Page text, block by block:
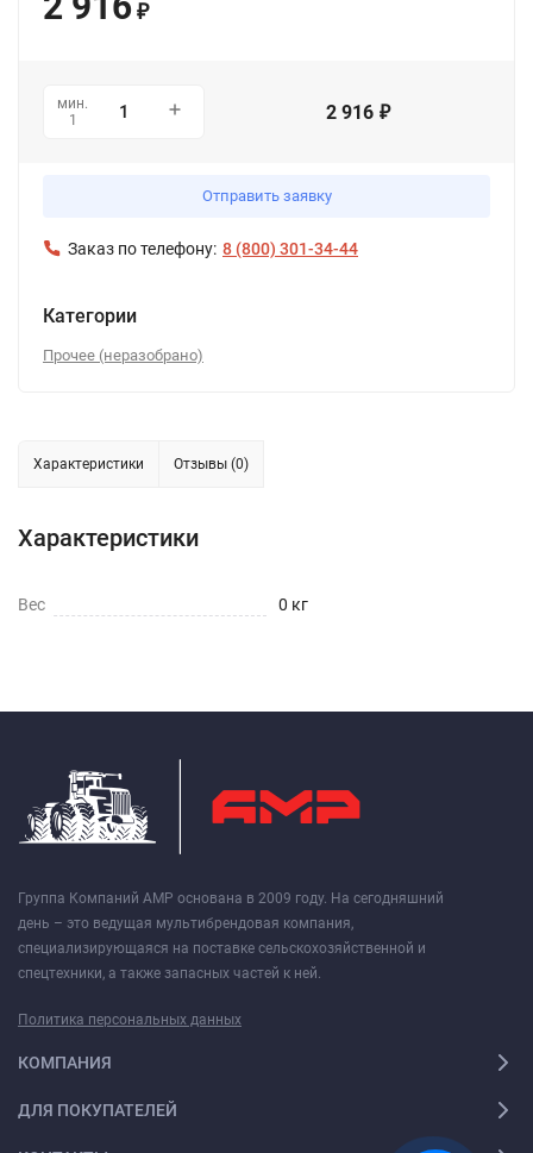
₽
мин.
1
2 916 ₽
Отправить заявку
Заказ по телефону: 8 (800) 301-34-44
Категории
Прочее (неразобрано)
Характеристики Отзывы (0)
Характеристики
Вес 0 кг
Группа Компаний АМР основана в 2009 году. На сегодняшний
день – это ведущая мультибрендовая компания,
специализирующаяся на поставке сельскохозяйственной и
спецтехники, а также запасных частей к ней.
Политика персональных данных
КОМПАНИЯ
ДЛЯ ПОКУПАТЕЛЕЙ